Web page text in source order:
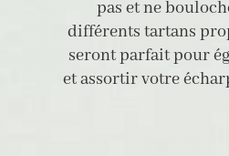
pas et ne
différents tartans
seront parfait pour
et assortir votre